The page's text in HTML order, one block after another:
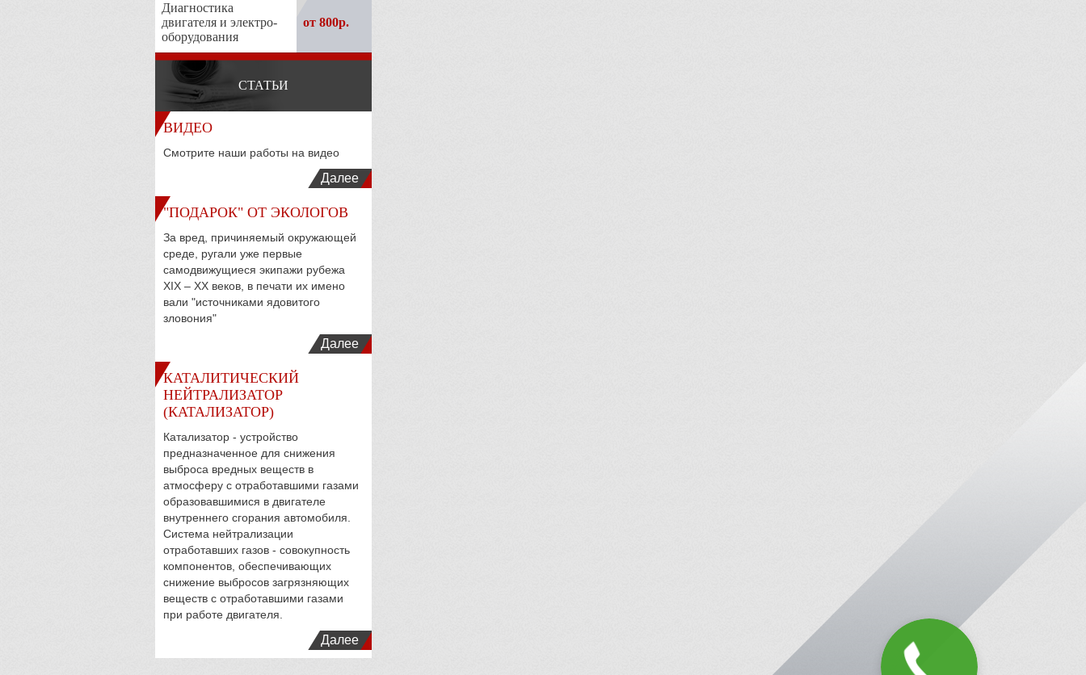
Диагностика
двигателя и электро-
оборудования
от 800р.
СТАТЬИ
ВИДЕО
Смотрите наши работы на видео
Далее
"ПОДАРОК" ОТ ЭКОЛОГОВ
За вред, причиняемый окружающей
среде, ругали уже первые
самодвижущиеся экипажи рубежа
XIX – XX веков, в печати их имено
вали "источниками ядовитого
зловония"
Далее
КАТАЛИТИЧЕСКИЙ
НЕЙТРАЛИЗАТОР
(КАТАЛИЗАТОР)
Катализатор - устройство
предназначенное для снижения
выброса вредных веществ в
атмосферу с отработавшими газами
образовавшимися в двигателе
внутреннего сгорания автомобиля.
Система нейтрализации
отработавших газов - совокупность
компонентов, обеспечивающих
снижение выбросов загрязняющих
веществ с отработавшими газами
при работе двигателя.
Далее